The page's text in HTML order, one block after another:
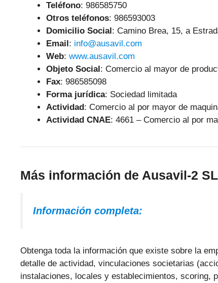
Teléfono: 986585750
Otros teléfonos: 986593003
Domicilio Social: Camino Brea, 15, a
Email: info@ausavil.com
Web: www.ausavil.com
Objeto Social: Comercio al mayor de
Fax: 986585098
Forma jurídica: Sociedad limitada
Actividad: Comercio al por mayor de
Actividad CNAE: 4661 – Comercio al por
Más información de Ausavil-2 SL
Información completa:
Obtenga toda la información que existe sobre la
detalle de actividad, vinculaciones societarias
instalaciones, locales y establecimientos, scoring,